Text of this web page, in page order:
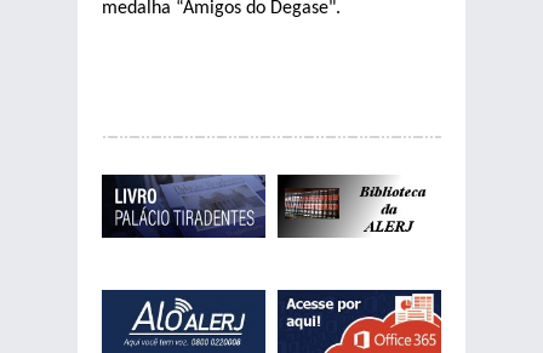
medalha “Amigos do Degase".